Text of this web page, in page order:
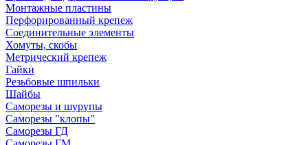
Монтажные пластины
Перфорированный крепеж
Соединительные элементы
Хомуты, скобы
Метрический крепеж
Гайки
Резьбовые шпильки
Шайбы
Саморезы и шурупы
Саморезы "клопы"
Саморезы ГД